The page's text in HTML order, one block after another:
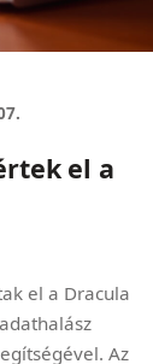
el a
el a Dracula
Az